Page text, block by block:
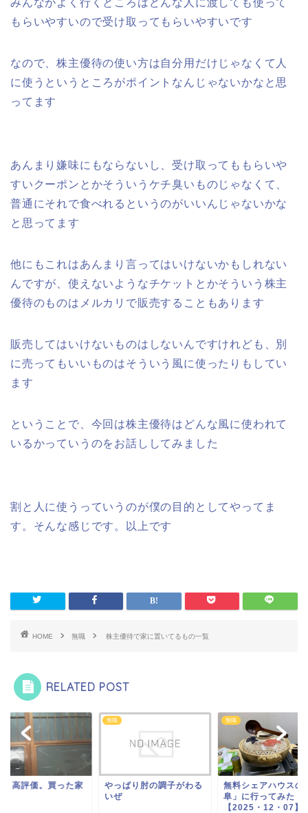
みんながよく行くところはどんな人に渡しても使って
もらいやすいので受け取ってもらいやすいです
なので、株主優待の使い方は自分用だけじゃなくて人
に使うというところがポイントなんじゃないかなと思
ってます
あんまり嫌味にもならないし、受け取ってももらいや
すいクーポンとかそういうケチ臭いものじゃなくて、
普通にそれで食べれるというのがいいんじゃないかな
と思ってます
他にもこれはあんまり言ってはいけないかもしれない
んですが、使えないようなチケットとかそういう株主
優待のものはメルカリで販売することもあります
販売してはいけないものはしないんですけれども、別
に売ってもいいものはそういう風に使ったりもしてい
ます
ということで、今回は株主優待はどんな風に使われて
いるかっていうのをお話ししてみました
割と人に使うっていうのが僕の目的としてやってま
す。そんな感じです。以上です
HOME 無職 株主優待で家に置いてるもの一覧
RELATED POST
、高評価。買った家
無職
やっぱり肘の調子がわる
いぜ
無職
無料シェアハウスの
阜」に行ってみた
【2025・12・07】